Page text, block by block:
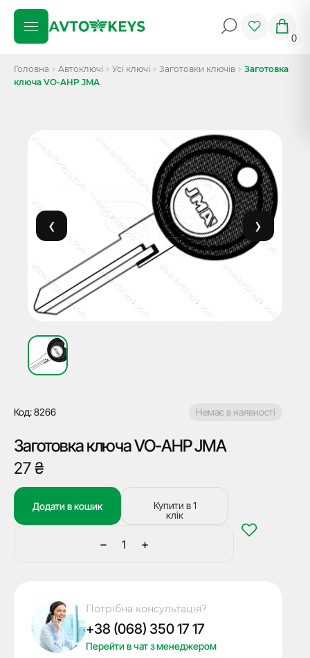
0
Головна Автоключі Усі ключі Заготовки ключів
Заготовка
ключа VO-AHP JMA
Код: 8266 Немає в наявності
Заготовка ключа VO-AHP JMA
27₴
−
Заготовка
JMA
кількість
+
Додати в кошик
Купити в 1
клік
Потрібна консультація?
+38 (068) 350 17 17
Перейти в чат з менеджером